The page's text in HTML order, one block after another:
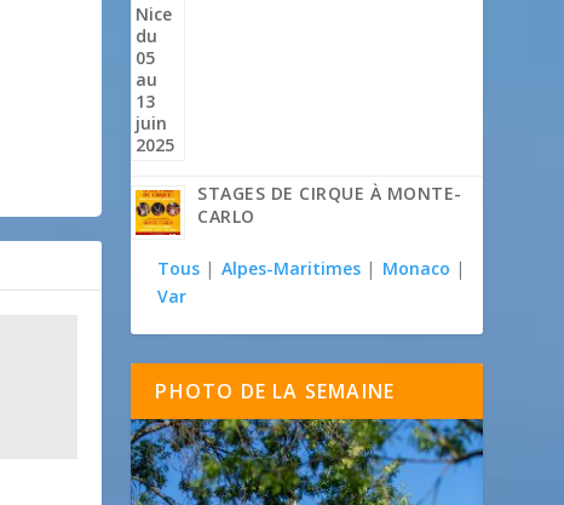
STAGES DE CIRQUE À MONTE-
CARLO
Tous | Alpes-Maritimes | Monaco |
Var
PHOTO DE LA SEMAINE